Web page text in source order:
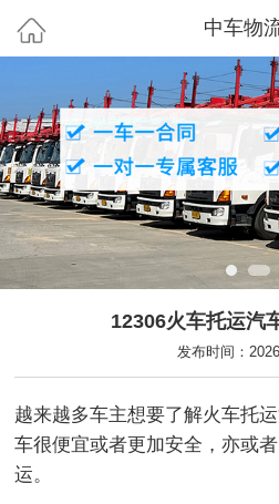
中车物
12306火车托运汽
发布时间：
越来越多车主想要了解火车托
车很便宜或者更加安全，亦或
运。